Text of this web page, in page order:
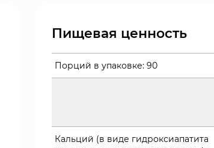
Пищевая ценность
Порций в упаковке: 90
Кальций (в виде гидроксиапатита